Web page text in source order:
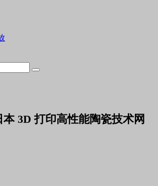
3D 打印高性能陶瓷技术网